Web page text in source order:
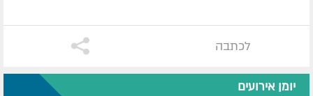
לכתבה
יומן אירועים